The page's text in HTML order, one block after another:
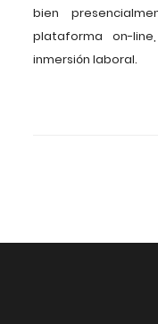
bien
plataforma on-
inmersión laboral.